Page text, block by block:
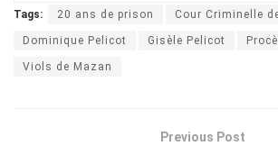
Tags: 20 ans de prison Cour Criminelle
Dominique Pelicot Gisèle Pelicot
Viols de Mazan
Previous Post